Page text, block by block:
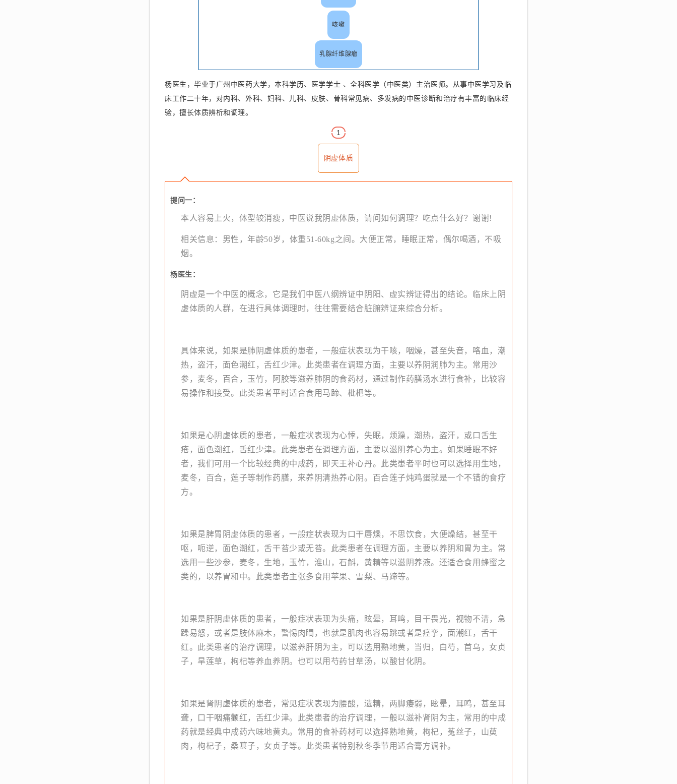
咳嗽
乳腺纤维腺瘤
杨医生，毕业于广州中医药大学，本科学历、医学学士 、全科医学（中医类）主治医师。从事中医学习及临
床工作二十年，对内科、外科、妇科、儿科、皮肤、骨科常见病、多发病的中医诊断和治疗有丰富的临床经
验，擅长体质辨析和调理。
1
阴虚体质
提问一：
本人容易上火，体型较消瘦，中医说我阴虚体质，请问如何调理？吃点什么好？谢谢!
相关信息：男性，年龄50岁，体重51-60kg之间。大便正常，睡眠正常，偶尔喝酒，不吸
烟。
杨医生：
阴虚是一个中医的概念，它是我们中医八纲辨证中阴阳、虚实辨证得出的结论。临床上阴
虚体质的人群，在进行具体调理时，往往需要结合脏腑辨证来综合分析。
具体来说，如果是肺阴虚体质的患者，一般症状表现为干咳，咽燥，甚至失音，咯血，潮
热，盗汗，面色潮红，舌红少津。此类患者在调理方面，主要以养阴润肺为主。常用沙
参，麦冬，百合，玉竹，阿胶等滋养肺阴的食药材，通过制作药膳汤水进行食补，比较容
易操作和接受。此类患者平时适合食用马蹄、枇杷等。
如果是心阴虚体质的患者，一般症状表现为心悸，失眠，烦躁，潮热，盗汗，或口舌生
疮，面色潮红，舌红少津。此类患者在调理方面，主要以滋阴养心为主。如果睡眠不好
者，我们可用一个比较经典的中成药，即天王补心丹。此类患者平时也可以选择用生地，
麦冬，百合，莲子等制作药膳，来养阴清热养心阴。百合莲子炖鸡蛋就是一个不错的食疗
方。
如果是脾胃阴虚体质的患者，一般症状表现为口干唇燥，不思饮食，大便燥结，甚至干
呕，呃逆，面色潮红，舌干苔少或无苔。此类患者在调理方面，主要以养阴和胃为主。常
选用一些沙参，麦冬，生地，玉竹，淮山，石斛，黄精等以滋阴养液。还适合食用蜂蜜之
类的，以养胃和中。此类患者主张多食用苹果、雪梨、马蹄等。
如果是肝阴虚体质的患者，一般症状表现为头痛，眩晕，耳鸣，目干畏光，视物不清，急
躁易怒，或者是肢体麻木，警惕肉瞤，也就是肌肉也容易跳或者是痉挛，面潮红，舌干
红。此类患者的治疗调理，以滋养肝阴为主，可以选用熟地黄，当归，白芍，首乌，女贞
子，旱莲草，枸杞等养血养阴。也可以用芍药甘草汤，以酸甘化阴。
如果是肾阴虚体质的患者，常见症状表现为腰酸，遗精，两脚痿弱，眩晕，耳鸣，甚至耳
聋，口干咽痛颧红，舌红少津。此类患者的治疗调理，一般以滋补肾阴为主，常用的中成
药就是经典中成药六味地黄丸。常用的食补药材可以选择熟地黄，枸杞，菟丝子，山萸
肉，枸杞子，桑葚子，女贞子等。此类患者特别秋冬季节用适合膏方调补。